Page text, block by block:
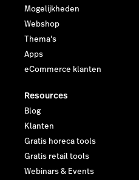
Mogelijkheden
Webshop
Thema's
Apps
eCommerce klanten
Resources
Blog
Klanten
Gratis horeca tools
Gratis retail tools
Webinars & Events